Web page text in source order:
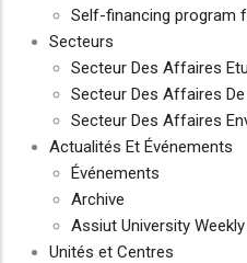
Self-financing program
Secteurs
Secteur Des Affaires
Secteur Des Affaires
Secteur Des Affaires
Actualités Et Événements
Événements
Archive
Assiut University
Unités et Centres